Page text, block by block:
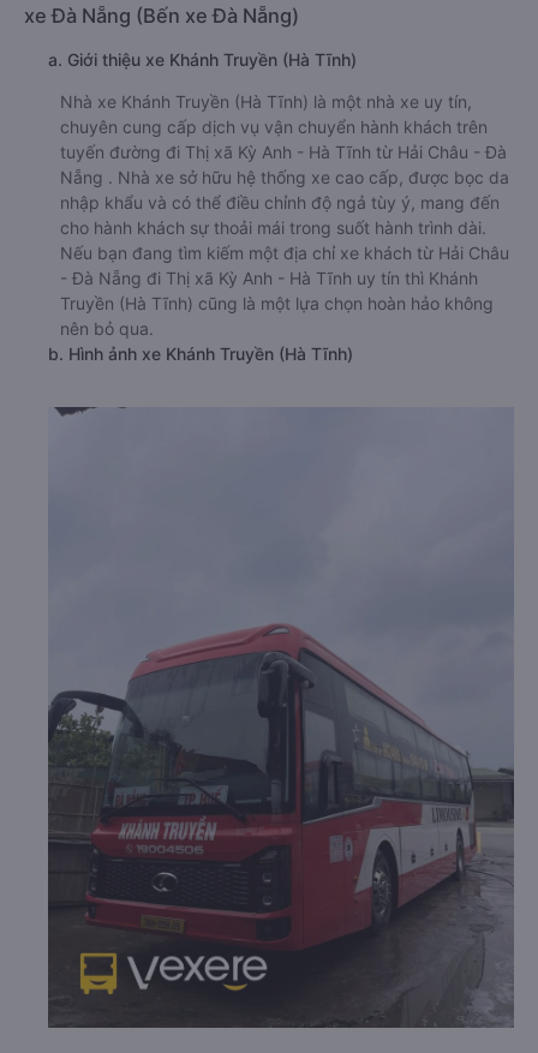
xe Đà Nẵng (Bến xe Đà Nẵng)
a. Giới thiệu xe Khánh Truyền (Hà Tĩnh)
Nhà xe Khánh Truyền (Hà Tĩnh) là một nhà xe uy tín,
chuyên cung cấp dịch vụ vận chuyển hành khách trên
tuyến đường đi Thị xã Kỳ Anh - Hà Tĩnh từ Hải Châu - Đà
Nẵng . Nhà xe sở hữu hệ thống xe cao cấp, được bọc da
nhập khẩu và có thể điều chỉnh độ ngả tùy ý, mang đến
cho hành khách sự thoải mái trong suốt hành trình dài.
Nếu bạn đang tìm kiếm một địa chỉ xe khách từ Hải Châu
- Đà Nẵng đi Thị xã Kỳ Anh - Hà Tĩnh uy tín thì Khánh
Truyền (Hà Tĩnh) cũng là một lựa chọn hoàn hảo không
nên bỏ qua.
b. Hình ảnh xe Khánh Truyền (Hà Tĩnh)